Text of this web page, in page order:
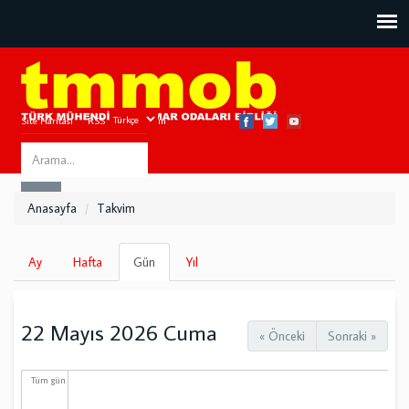
Site Haritası RSS Bize Ulaşın
Search
this
Anasayfa Takvim
Birincil
sekmeler
Ay Hafta Gün
sekme)
Yıl
« Önceki Sonraki »
22 Mayıs 2026 Cuma
Tüm gün